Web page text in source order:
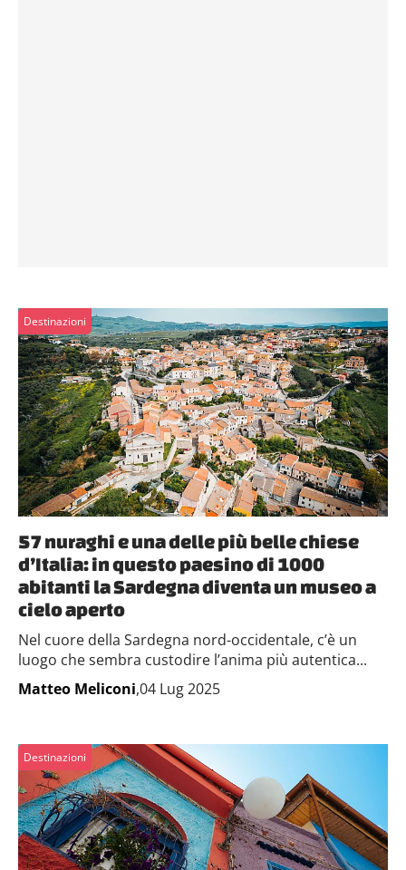
Destinazioni
57 nuraghi e una delle più belle chiese
d’Italia: in questo paesino di 1000
abitanti la Sardegna diventa un museo a
cielo aperto
Nel cuore della Sardegna nord-occidentale, c’è un
luogo che sembra custodire l’anima più autentica...
Matteo Meliconi,04 Lug 2025
Destinazioni